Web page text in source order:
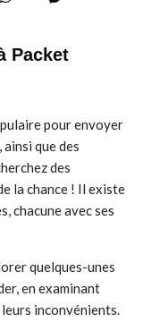
Packet
pour envoyer
que des
des
la chance ! Il existe
chacune avec ses
quelques-unes
en examinant
inconvénients.